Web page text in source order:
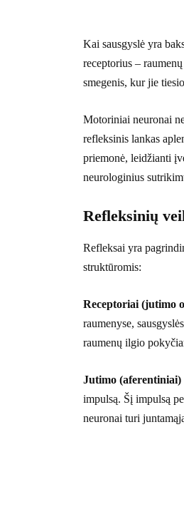
Kai sausgyslė yra
receptorius –
smegenis, kur jie
Motoriniai neuronai
refleksinis lankas
priemonė, leidžianti
neurologinius
Refleksinių
Refleksai yra
struktūromis:
Receptoriai (jutimo
raumenyse,
raumenų ilgio
Jutimo (aferentiniai)
impulsą. Šį impulsą
neuronai turi